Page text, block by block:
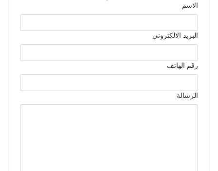
الاسم
البريد الالكتروني
رقم الهاتف
الرسالة